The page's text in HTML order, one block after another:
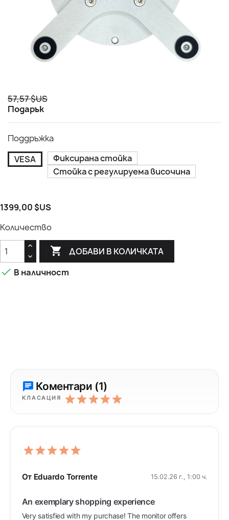
57,57 $US
Подарък
Поддръжка
VESA
Фиксирана стойка
Стойка с регулируема височина
1399,00 $US
Количество
 ДОБАВИ В КОЛИЧКАТА
 В наличност
Kuycon позволява да регулирате наклона,
в рамките на 2–3 работни дни, доставка в
Коментари (1)
КЛАСАЦИЯ
15.02.26 г., 1:00 ч.
От Eduardo Torrente
An exemplary shopping experience
Very satisfied with my purchase! The monitor offers